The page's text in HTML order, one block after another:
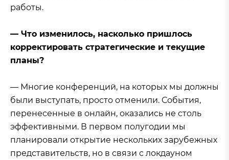
работы.
— Что изменилось, насколько пришлось
корректировать стратегические и текущие
планы?
— Многие конференций, на которых мы должны
были выступать, просто отменили. События,
перенесенные в онлайн, оказались не столь
эффективными. В первом полугодии мы
планировали открытие нескольких зарубежных
представительств, но в связи с локдауном